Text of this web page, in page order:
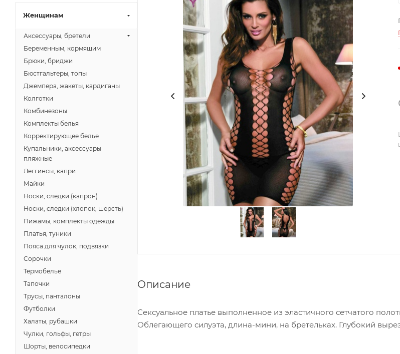
Описание
Сексуальное платье выполненное из эластичного сетчатого
Облегающего силуэта, длина-мини, на бретельках. Глубокий
Женщинам
Аксессуары, бретели
Беременным, кормящим
Брюки, бриджи
Бюстгальтеры, топы
Джемпера, жакеты, кардиганы
Колготки
Комбинезоны
Комплекты белья
Корректирующее белье
Купальники, аксессуары
пляжные
Леггинсы, капри
Майки
Носки, следки (капрон)
Носки, следки (хлопок, шерсть)
Пижамы, комплекты одежды
Платья, туники
Пояса для чулок, подвязки
Сорочки
Термобелье
Тапочки
Трусы, панталоны
Футболки
Халаты, рубашки
Чулки, гольфы, гетры
Шорты, велосипедки